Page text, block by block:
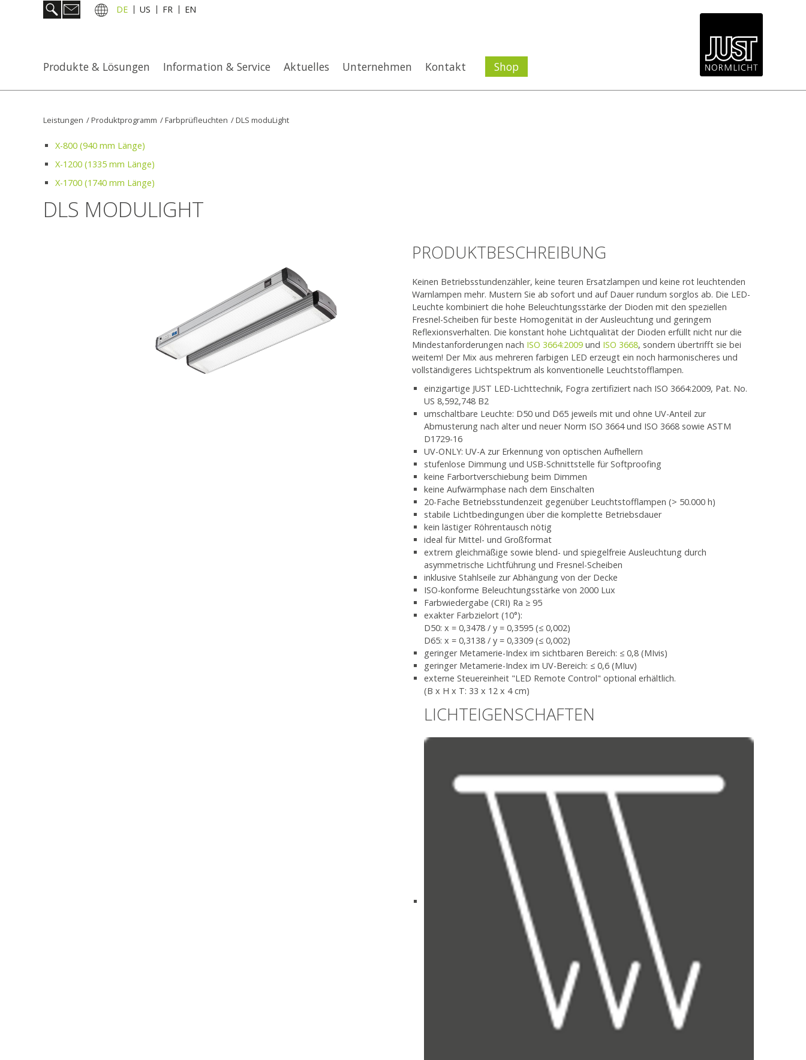
DE US FR EN
Produkte & Lösungen Information & Service Aktuelles Unternehmen Kontakt Shop
Leistungen /Produktprogramm /Farbprüfleuchten /DLS moduLight
X-800 (940 mm Länge)
X-1200 (1335 mm Länge)
X-1700 (1740 mm Länge)
DLS MODULIGHT
PRODUKTBESCHREIBUNG
Keinen Betriebsstundenzähler, keine teuren Ersatzlampen und keine rot leuchtenden
Warnlampen mehr. Mustern Sie ab sofort und auf Dauer rundum sorglos ab. Die LED-
Leuchte kombiniert die hohe Beleuchtungsstärke der Dioden mit den speziellen
Fresnel-Scheiben für beste Homogenität in der Ausleuchtung und geringem
Reflexionsverhalten. Die konstant hohe Lichtqualität der Dioden erfüllt nicht nur die
Mindestanforderungen nach ISO 3664:2009 und ISO 3668, sondern übertrifft sie bei
weitem! Der Mix aus mehreren farbigen LED erzeugt ein noch harmonischeres und
vollständigeres Lichtspektrum als konventionelle Leuchtstofflampen.
einzigartige JUST LED-Lichttechnik, Fogra zertifiziert nach ISO 3664:2009, Pat. No.
US 8,592,748 B2
umschaltbare Leuchte: D50 und D65 jeweils mit und ohne UV-Anteil zur
Abmusterung nach alter und neuer Norm ISO 3664 und ISO 3668 sowie ASTM
D1729-16
UV-ONLY: UV-A zur Erkennung von optischen Aufhellern
stufenlose Dimmung und USB-Schnittstelle für Softproofing
keine Farbortverschiebung beim Dimmen
keine Aufwärmphase nach dem Einschalten
20-Fache Betriebsstundenzeit gegenüber Leuchtstofflampen (> 50.000 h)
stabile Lichtbedingungen über die komplette Betriebsdauer
kein lästiger Röhrentausch nötig
ideal für Mittel- und Großformat
extrem gleichmäßige sowie blend- und spiegelfreie Ausleuchtung durch
asymmetrische Lichtführung und Fresnel-Scheiben
inklusive Stahlseile zur Abhängung von der Decke
ISO-konforme Beleuchtungsstärke von 2000 Lux
Farbwiedergabe (CRI) Ra ≥ 95
exakter Farbzielort (10°):
D50: x = 0,3478 / y = 0,3595 (≤ 0,002)
D65: x = 0,3138 / y = 0,3309 (≤ 0,002)
geringer Metamerie-Index im sichtbaren Bereich: ≤ 0,8 (MIvis)
geringer Metamerie-Index im UV-Bereich: ≤ 0,6 (MIuv)
externe Steuereinheit "LED Remote Control" optional erhältlich.
(B x H x T: 33 x 12 x 4 cm)
LICHTEIGENSCHAFTEN